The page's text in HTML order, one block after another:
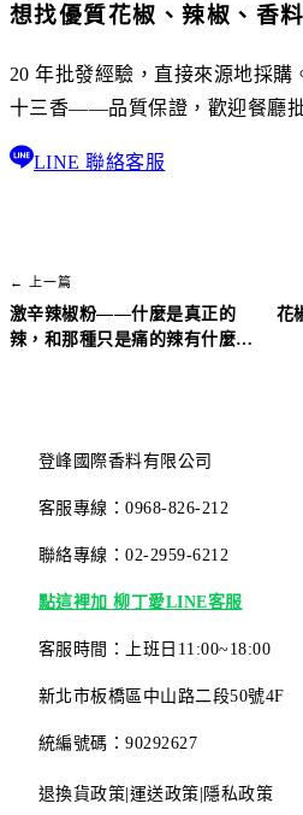
想找優質花椒、辣椒、香
20 年批發經驗，直接來源地採購
十三香——品質保證，歡迎餐廳
LINE 聯絡客服
← 上一篇
激辛辣椒粉——什麼是真正的
辣，和那種只是痛的辣有什麼不
花
登峰國際香料有限公司
客服專線：0968-826-212
聯絡專線：02-2959-6212
點這裡加 柳丁愛LINE客服
客服時間：上班日11:00~18:00
新北市板橋區中山路二段50號4F
統編號碼：90292627
退換貨政策|運送政策| 隱私政策